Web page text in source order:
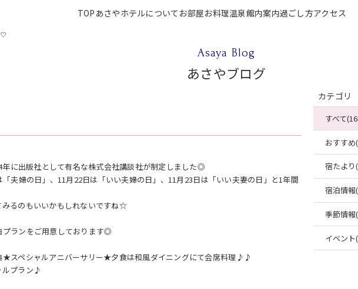
TOP あさやホテルについて お部屋お料理温泉館内案内過ごし方アクセス
♡
Asaya Blog
あさやブログ
年に出版社として有名な株式会社講談社が制定しました◎
夫婦の日」、11月22日は「いい夫婦の日」、11月23日は「いい夫妻の日」と1年間
みるのもいいかもしれないですね☆
プランをご用意しております◎
スペシャルアニバーサリー★夕食は和風ダイニングにて会席料理♪♪
ルプラン♪
カテゴリ
すべて
おすすめ
宿たより
宿泊情報
季節情報
イベント